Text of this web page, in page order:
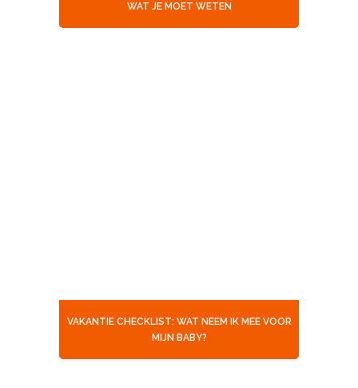
WAT JE MOET WETEN
VAKANTIE CHECKLIST: WAT NEEM IK MEE VOOR
MIJN BABY?